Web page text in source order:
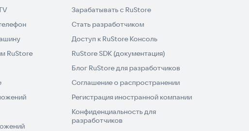
RuStore
Зарабатывать с RuStore
Стать разработчиком
Доступ к RuStore Консоль
RuStore SDK (документация)
Блог RuStore для разработчиков
Соглашение о распространении
Регистрация иностранной компании
Конфиденциальность для
разработчиков